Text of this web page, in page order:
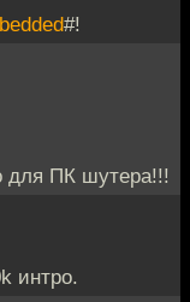
#!
для ПК шутера!!!
интро.